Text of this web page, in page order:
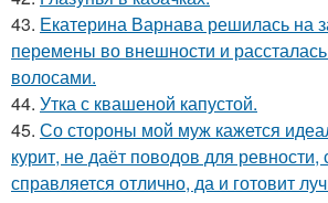
43. Екатерина Варнава решилась на
перемены во внешности и
волосами.
44. Утка с квашеной капустой.
45. Со стороны мой муж кажется
курит, не даёт поводов для ревности,
справляется отлично, да и готовит